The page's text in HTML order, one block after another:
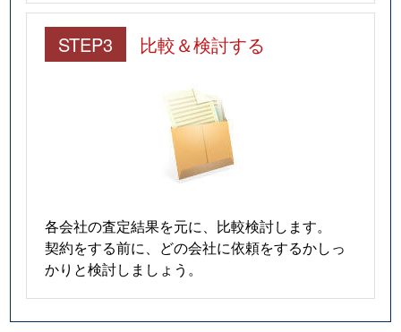
STEP3 比較＆検討する
各会社の査定結果を元に、比較検討します。
契約をする前に、どの会社に依頼をするかしっ
かりと検討しましょう。